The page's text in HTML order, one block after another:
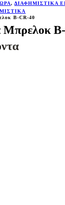
,ΔΙΑΦΗΜΙΣΤΙΚΑ
Β-CR-40
Μπρελοκ